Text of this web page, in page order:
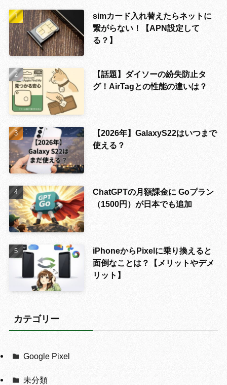
simカード入れ替えたらネットに
繋がらない！【APN設定して
る？】
【話題】ダイソーの紛失防止タ
グ！AirTagとの性能の違いは？
【2026年】GalaxyS22はいつまで
使える？
ChatGPTの月額課金に Goプラン
（1500円）が日本でも追加
iPhoneからPixelに乗り換えると
面倒なことは？【メリットやデメ
リット】
カテゴリー
Google Pixel
未分類